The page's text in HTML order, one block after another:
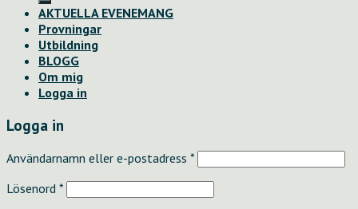
AKTUELLA EVENEMANG
Provningar
Utbildning
BLOGG
Om mig
Logga in
Logga in
Användarnamn eller e-postadress *
Lösenord *